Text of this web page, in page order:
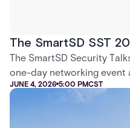
The SmartSD SST
The SmartSD Security
one-day networking
dedicated exclusively to
professionals and
JUNE 4, 2026 5:00 PMCST